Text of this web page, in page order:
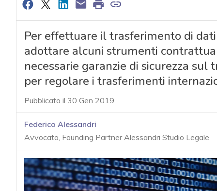
Per effettuare il trasferimento di
adottare alcuni strumenti
necessarie garanzie di sicurezza
per regolare i trasferimenti
Pubblicato il 30 Gen 2019
Federico Alessandri
Avvocato, Founding Partner Alessandri Studio Legale